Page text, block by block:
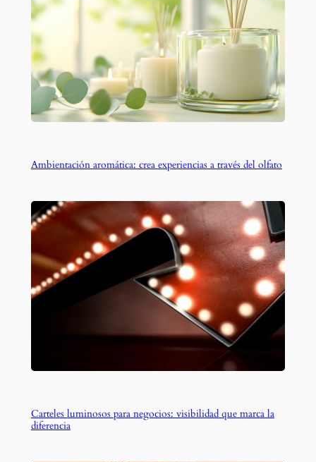
Ambientación aromática: crea experiencias a través del olfato
Carteles luminosos para negocios: visibilidad que marca la
diferencia